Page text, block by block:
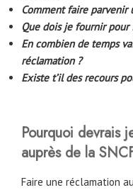
Comment faire parvenir
Que dois je fournir
En combien de temps
réclamation ?
Existe t’il des recours
Pourquoi devrais
auprès de la
Faire une réclamation